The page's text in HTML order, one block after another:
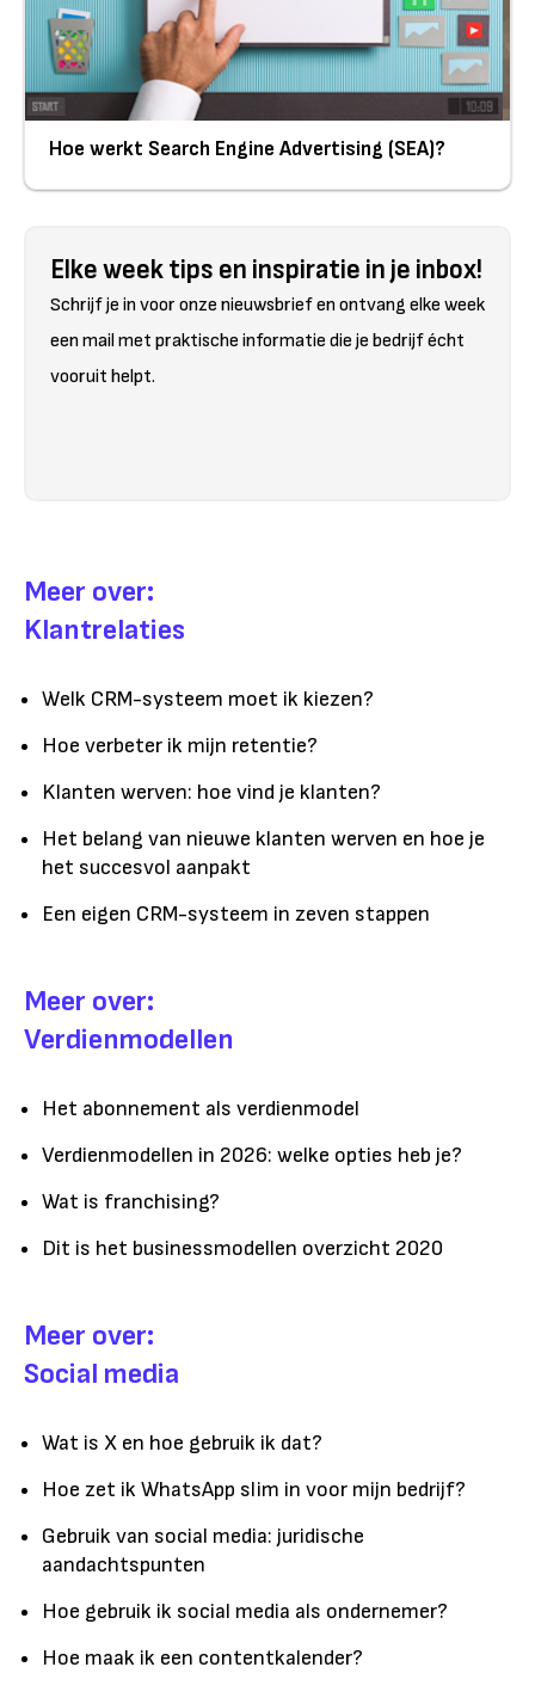
Hoe werkt Search Engine Advertising (SEA)?
Elke week tips en inspiratie in je inbox!
Schrijf je in voor onze nieuwsbrief en ontvang elke week
een mail met praktische informatie die je bedrijf écht
vooruit helpt.
Meer over:
Klantrelaties
Welk CRM-systeem moet ik kiezen?
Hoe verbeter ik mijn retentie?
Klanten werven: hoe vind je klanten?
Het belang van nieuwe klanten werven en hoe je
het succesvol aanpakt
Een eigen CRM-systeem in zeven stappen
Meer over:
Verdienmodellen
Het abonnement als verdienmodel
Verdienmodellen in 2026: welke opties heb je?
Wat is franchising?
Dit is het businessmodellen overzicht 2020
Meer over:
Social media
Wat is X en hoe gebruik ik dat?
Hoe zet ik WhatsApp slim in voor mijn bedrijf?
Gebruik van social media: juridische
aandachtspunten
Hoe gebruik ik social media als ondernemer?
Hoe maak ik een contentkalender?